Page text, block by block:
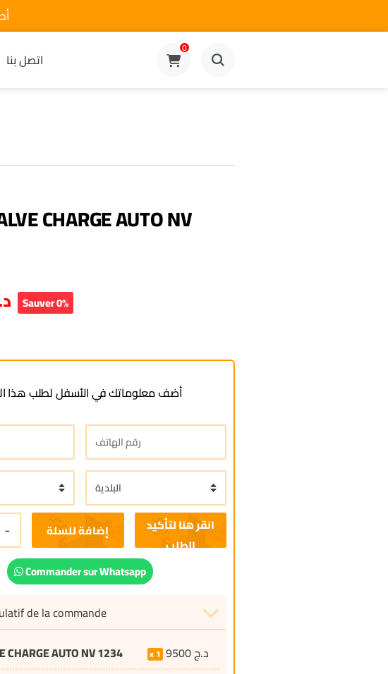
اتصل بنا
0
CHARGE AUTO NV
Sauver 0%
أضف معلوماتك في الأسفل لطلب هذا
- إضافة للسلة
Commander sur Whatsapp
de la commande
CHARGE AUTO NV 1234
1 9500د.ج